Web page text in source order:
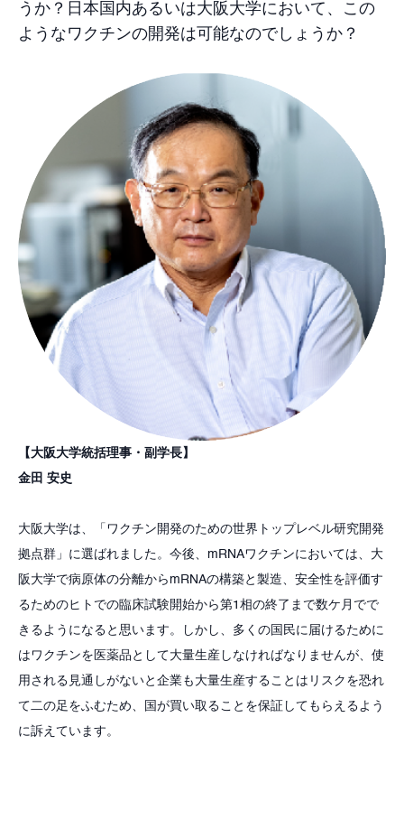
うか？日本国内あるいは大阪大学において、この
ようなワクチンの開発は可能なのでしょうか？
【大阪大学統括理事・副学長】
金田 安史
大阪大学は、「ワクチン開発のための世界トップレベル研究開発
拠点群」に選ばれました。今後、mRNAワクチンにおいては、大
阪大学で病原体の分離からmRNAの構築と製造、安全性を評価す
るためのヒトでの臨床試験開始から第1相の終了まで数ケ月でで
きるようになると思います。しかし、多くの国民に届けるために
はワクチンを医薬品として大量生産しなければなりませんが、使
用される見通しがないと企業も大量生産することはリスクを恐れ
て二の足をふむため、国が買い取ることを保証してもらえるよう
に訴えています。